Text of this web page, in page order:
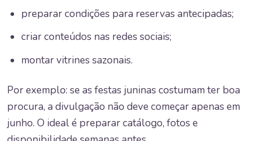
preparar condições para reservas antecipadas;
criar conteúdos nas redes sociais;
montar vitrines sazonais.
Por exemplo: se as festas juninas costumam ter boa
procura, a divulgação não deve começar apenas em
junho. O ideal é preparar catálogo, fotos e